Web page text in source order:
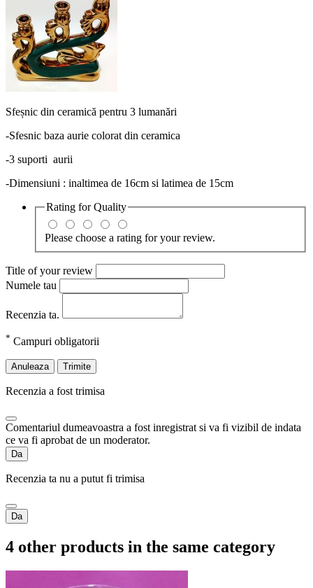
Sfeșnic din ceramică pentru 3 lumanări
-Sfesnic baza aurie colorat din ceramica
-3 suporti aurii
-Dimensiuni : inaltimea de 16cm si latimea de 15cm
Rating forQuality
Please choose a rating for your review.
Title of your review
Numele tau
Recenzia ta.
* Campuri obligatorii
Anuleaza Trimite
Recenzia a fost trimisa
Comentariul dumeavoastra a fost inregistrat si va fi vizibil de indata
ce va fi aprobat de un moderator.
Da
Recenzia ta nu a putut fi trimisa
Da
4 other products in the same category